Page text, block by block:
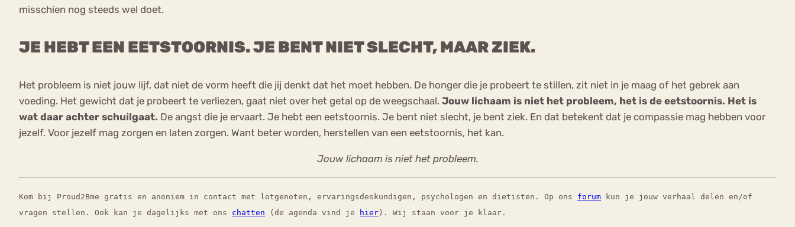
misschien nog steeds wel doet.
JE HEBT EEN EETSTOORNIS. JE BENT NIET SLECHT, MAAR ZIEK.
Het probleem is niet jouw lijf, dat niet de vorm heeft die jij denkt dat het moet hebben. De honger die je probeert te stillen, zit niet in je maag of het gebrek aan
voeding. Het gewicht dat je probeert te verliezen, gaat niet over het getal op de weegschaal. Jouw lichaam is niet het probleem, het is de eetstoornis. Het is
wat daar achter schuilgaat. De angst die je ervaart. Je hebt een eetstoornis. Je bent niet slecht, je bent ziek. En dat betekent dat je compassie mag hebben voor
jezelf. Voor jezelf mag zorgen en laten zorgen. Want beter worden, herstellen van een eetstoornis, het kan.
Jouw lichaam is niet het probleem.
Kom bij Proud2Bme gratis en anoniem in contact met lotgenoten, ervaringsdeskundigen, psychologen en dietisten. Op ons forum kun je jouw verhaal delen en/of
vragen stellen. Ook kan je dagelijks met ons chatten (de agenda vind je hier ). Wij staan voor je klaar.